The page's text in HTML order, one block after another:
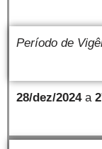
Período de
28/dez/2024a